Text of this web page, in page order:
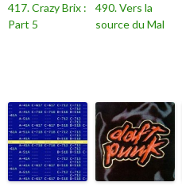
417. Crazy Brix :
Part 5
490. Vers la
source du Mal